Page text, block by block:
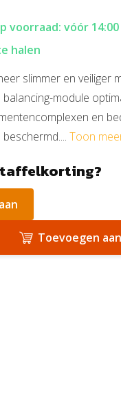
voorraad: vóór
halen
slimmer en veiliger
module
en
Toon
Toevoegen